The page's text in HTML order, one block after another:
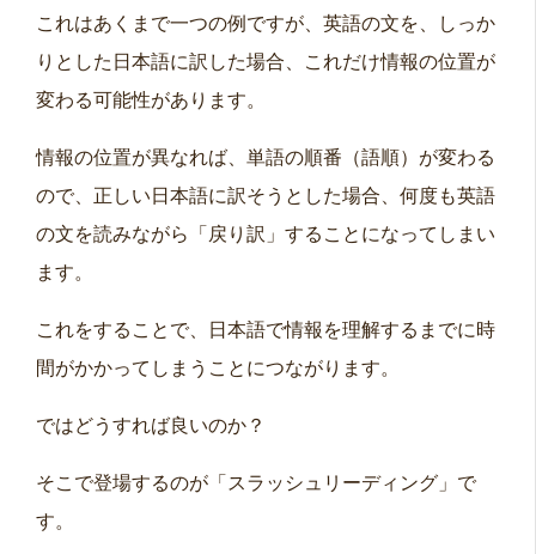
これはあくまで一つの例ですが、英語の文を、しっか
りとした日本語に訳した場合、これだけ情報の位置が
変わる可能性があります。
情報の位置が異なれば、単語の順番（語順）が変わる
ので、正しい日本語に訳そうとした場合、何度も英語
の文を読みながら「戻り訳」することになってしまい
ます。
これをすることで、日本語で情報を理解するまでに時
間がかかってしまうことにつながります。
ではどうすれば良いのか？
そこで登場するのが「スラッシュリーディング」で
す。